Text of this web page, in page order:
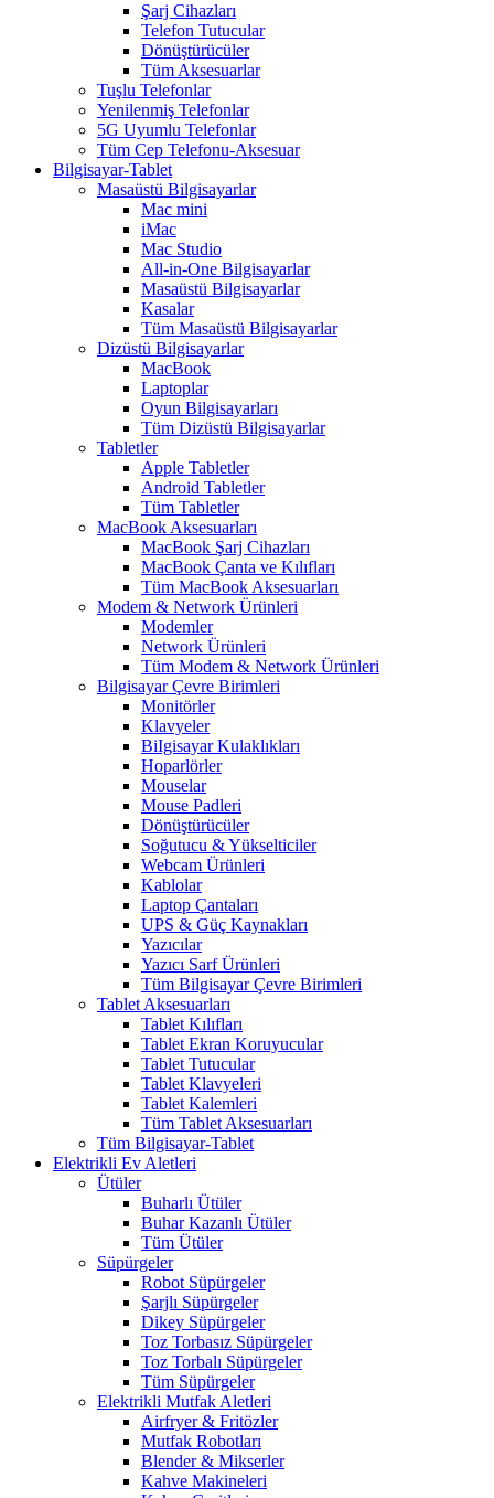
Şarj Cihazları
Telefon Tutucular
Dönüştürücüler
Tüm Aksesuarlar
Tuşlu Telefonlar
Yenilenmiş Telefonlar
5G Uyumlu Telefonlar
Tüm Cep Telefonu-Aksesuar
Bilgisayar-Tablet
Masaüstü Bilgisayarlar
Mac mini
iMac
Mac Studio
All-in-One Bilgisayarlar
Masaüstü Bilgisayarlar
Kasalar
Tüm Masaüstü Bilgisayarlar
Dizüstü Bilgisayarlar
MacBook
Laptoplar
Oyun Bilgisayarları
Tüm Dizüstü Bilgisayarlar
Tabletler
Apple Tabletler
Android Tabletler
Tüm Tabletler
MacBook Aksesuarları
MacBook Şarj Cihazları
MacBook Çanta ve Kılıfları
Tüm MacBook Aksesuarları
Modem & Network Ürünleri
Modemler
Network Ürünleri
Tüm Modem & Network Ürünleri
Bilgisayar Çevre Birimleri
Monitörler
Klavyeler
BiIgisayar Kulaklıkları
Hoparlörler
Mouselar
Mouse Padleri
Dönüştürücüler
Soğutucu & Yükselticiler
Webcam Ürünleri
Kablolar
Laptop Çantaları
UPS & Güç Kaynakları
Yazıcılar
Yazıcı Sarf Ürünleri
Tüm Bilgisayar Çevre Birimleri
Tablet Aksesuarları
Tablet Kılıfları
Tablet Ekran Koruyucular
Tablet Tutucular
Tablet Klavyeleri
Tablet Kalemleri
Tüm Tablet Aksesuarları
Tüm Bilgisayar-Tablet
Elektrikli Ev Aletleri
Ütüler
Buharlı Ütüler
Buhar Kazanlı Ütüler
Tüm Ütüler
Süpürgeler
Robot Süpürgeler
Şarjlı Süpürgeler
Dikey Süpürgeler
Toz Torbasız Süpürgeler
Toz Torbalı Süpürgeler
Tüm Süpürgeler
Elektrikli Mutfak Aletleri
Airfryer & Fritözler
Mutfak Robotları
Blender & Mikserler
Kahve Makineleri